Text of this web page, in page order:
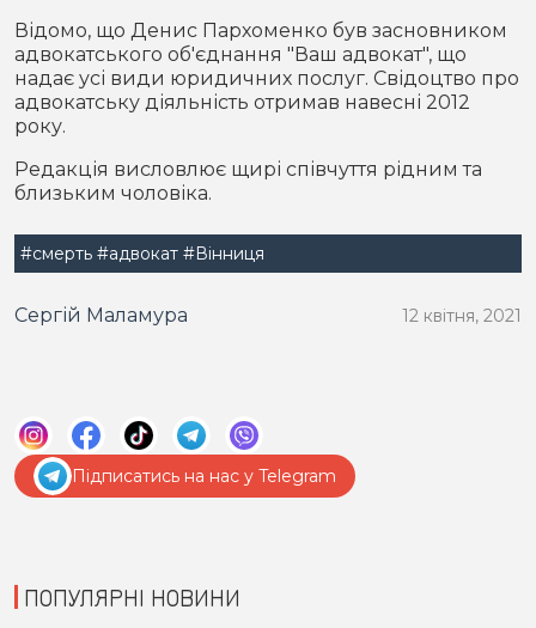
Відомо, що Денис Пархоменко був засновником
адвокатського об'єднання "Ваш адвокат", що
надає усі види юридичних послуг. Свідоцтво про
адвокатську діяльність отримав навесні 2012
року.
Редакція висловлює щирі співчуття рідним та
близьким чоловіка.
#смерть #адвокат #Вінниця
Сергій Маламура 12 квітня, 2021
Підписатись на нас у Telegram
ПОПУЛЯРНІ НОВИНИ